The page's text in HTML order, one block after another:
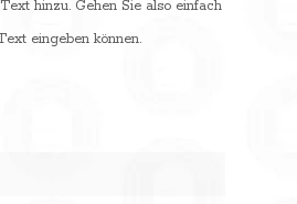
hinzu. Gehen Sie also einfach
eingeben können.